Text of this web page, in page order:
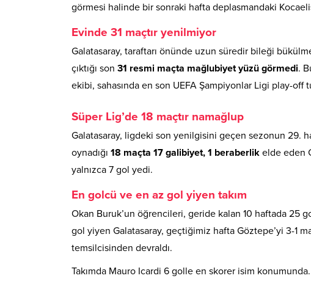
görmesi halinde bir sonraki hafta deplasmandaki
Evinde 31 maçtır yenilmiyor
Galatasaray, taraftarı önünde uzun süredir bileği
çıktığı son 31 resmi maçta mağlubiyet yüzü görmedi.
ekibi, sahasında en son UEFA Şampiyonlar Ligi play-off
Süper Lig’de 18 maçtır namağlup
Galatasaray, ligdeki son yenilgisini geçen sezonun 29.
oynadığı 18 maçta 17 galibiyet, 1 beraberlik elde eden
yalnızca 7 gol yedi.
En golcü ve en az gol yiyen takım
Okan Buruk’un öğrencileri, geride kalan 10 haftada 25
gol yiyen Galatasaray, geçtiğimiz hafta Göztepe’yi 3-1
temsilcisinden devraldı.
Takımda Mauro Icardi 6 golle en skorer isim